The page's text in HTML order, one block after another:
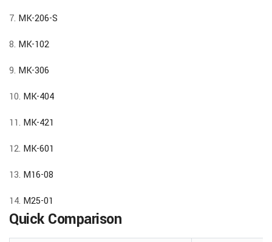
7. MK-206-S
8. MK-102
9. MK-306
10. MK-404
11. MK-421
12. MK-601
13. M16-08
14. M25-01
Quick Comparison